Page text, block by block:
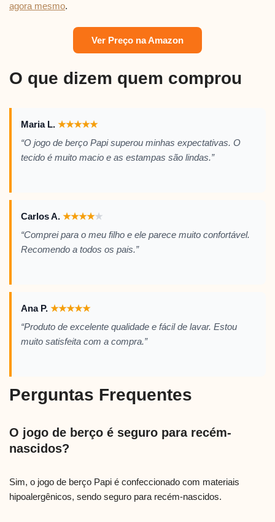
agora mesmo.
Ver Preço na Amazon
O que dizem quem comprou
Maria L. ★★★★★
“O jogo de berço Papi superou minhas expectativas. O
tecido é muito macio e as estampas são lindas.”
Carlos A. ★★★★★
“Comprei para o meu filho e ele parece muito confortável.
Recomendo a todos os pais.”
Ana P. ★★★★★
“Produto de excelente qualidade e fácil de lavar. Estou
muito satisfeita com a compra.”
Perguntas Frequentes
O jogo de berço é seguro para recém-
nascidos?
Sim, o jogo de berço Papi é confeccionado com materiais
hipoalergênicos, sendo seguro para recém-nascidos.